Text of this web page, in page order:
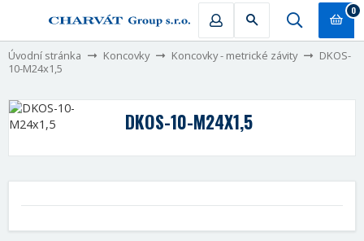
0
Úvodní stránka Koncovky Koncovky - metrické závity
DKOS-
10-M24x1,5
DKOS-10-M24X1,5